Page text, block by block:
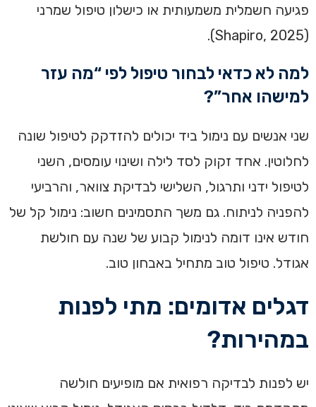
פגיעה חשמלית משמעותית או כישלון טיפול שמרני
(Shapiro, 2025).
למה לא כדאי לבחור טיפול לפי “מה עזר
למישהו אחר”?
שני אנשים עם נימול ביד יכולים להזדקק לטיפול שונה
לחלוטין. אחד זקוק לסד לילה ושינוי עומסים, השני
לטיפול ידני ותרגול, השלישי לבדיקת צוואר, והרביעי
להפניה לניתוח. גם משך התסמינים חשוב: נימול קל של
חודש אינו דומה לנימול קבוע של שנה עם חולשת
אגודל. טיפול טוב מתחיל באבחון טוב.
דגלים אדומים: מתי לפנות
במהירות?
יש לפנות לבדיקה רפואית אם מופיעים חולשה